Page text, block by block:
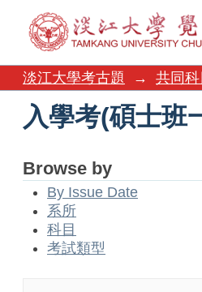
入學考(碩士班
淡江大學考古題
→ 共同科
入學考(碩士班
Browse by
By Issue Date
系所
科目
考試類型